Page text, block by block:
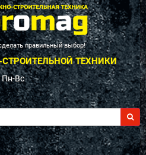
правильный выбор!
ТЕХНИКИ
Пн-Вс